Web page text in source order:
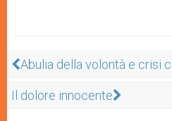
Abulia della volontà e crisi
Il dolore innocente